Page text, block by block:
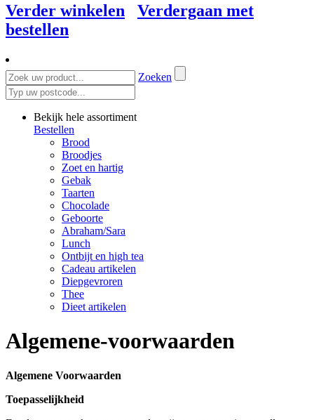
Verder winkelen
Verdergaan met
bestellen
Zoeken
Bekijk hele assortiment
Bestellen
Brood
Broodjes
Zoet en hartig
Gebak
Taarten
Chocolade
Geboorte
Abraham/Sara
Lunch
Ontbijt en high tea
Cadeau artikelen
Diepgevroren
Thee
Dieet artikelen
Algemene-voorwaarden
Algemene Voorwaarden
Toepasselijkheid